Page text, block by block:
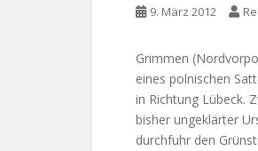
9. März 2012
Grimmen
eines polnischen
in Richtung Lübeck.
bisher ungeklärter
durchfuhr den